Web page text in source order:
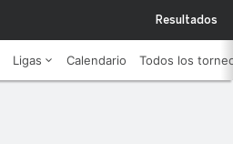
Resultados
Ligas Calendario Todos los